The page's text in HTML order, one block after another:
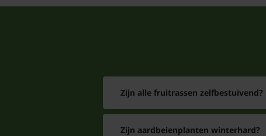
Zijn alle fruitrassen zelfbestuivend?
Zijn aardbeienplanten winterhard?